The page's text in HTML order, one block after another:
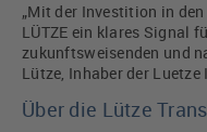
„Mit der Investition in
LÜTZE ein klares Signal
zukunftsweisenden und
Lütze, Inhaber der
Über die Lütze